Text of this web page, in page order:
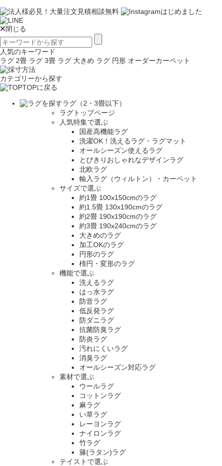
閉じる
人気のキーワード
ラグ 2畳 ラグ 3畳 ラグ 大きめ ラグ 円形 オーダーカーペット
カテゴリーから探す
TOPに戻る
ラグ（2・3畳以下）
ラグトップページ
人気特集で選ぶ
国産高機能ラグ
洗濯OK！洗えるラグ・ラグマット
オールシーズン使えるラグ
とびきりおしゃれなデザインラグ
北欧ラグ
輸入ラグ（ウィルトン）・カーペット
サイズで選ぶ
約1畳 100x150cmのラグ
約1.5畳 130x190cmのラグ
約2畳 190x190cmのラグ
約3畳 190x240cmのラグ
大きめのラグ
加工OKのラグ
円形のラグ
楕円・変形のラグ
機能で選ぶ
洗えるラグ
はっ水ラグ
防音ラグ
低反発ラグ
防ダニラグ
抗菌防臭ラグ
防炎ラグ
汚れにくいラグ
消臭ラグ
オールシーズン対応ラグ
素材で選ぶ
ウールラグ
コットンラグ
麻ラグ
い草ラグ
レーヨンラグ
ナイロンラグ
竹ラグ
籐(ラタン)ラグ
テイストで選ぶ